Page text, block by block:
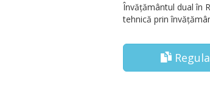
Învățământul dual în
tehnică prin